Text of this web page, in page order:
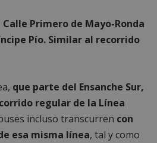
Primero de Mayo-Ronda
Pío. Similar al recorrido
que parte del Ensanche Sur,
regular de la Línea
incluso transcurren con
esa misma línea, tal y como
no clasificadas
necesarias
de rendimiento